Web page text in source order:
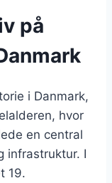
på
i Danmark,
hvor
en central
infrastruktur. I
19.